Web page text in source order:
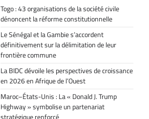
Togo : 43 organisations de la société civile
dénoncent la réforme constitutionnelle
Le Sénégal et la Gambie s’accordent
définitivement sur la délimitation de leur
frontière commune
La BIDC dévoile les perspectives de croissance
en 2026 en Afrique de l’Ouest
Maroc–États-Unis : La « Donald J. Trump
Highway » symbolise un partenariat